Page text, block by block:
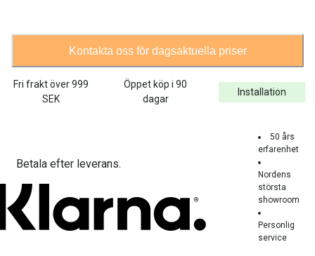
Kontakta oss för dagsaktuella priser
Fri frakt över999
SEK
Öppet köp i 90
dagar
Installation
Betala efter leverans.
50 års
erfarenhet
Nordens
största
showroom
Personlig
service